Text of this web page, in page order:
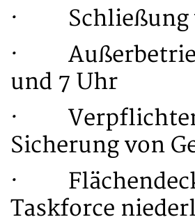
· Schließung
·
und 7 Uhr
·
Sicherung von
·
Taskforce